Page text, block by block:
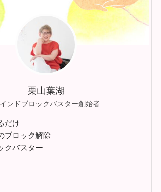
栗山葉湖
ンドブロックバスター創始者
だけ
ブロック解除
クバスター